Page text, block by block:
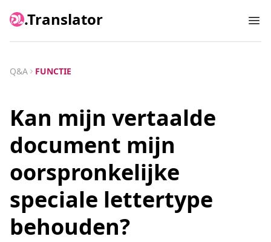
.Translator
Q&A FUNCTIE
Kan mijn vertaalde
document mijn
oorspronkelijke
speciale lettertype
behouden?